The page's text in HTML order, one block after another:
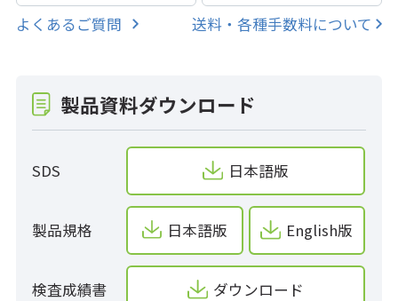
よくあるご質問 送料・各種手数料について
製品資料ダウンロード
SDS 日本語版
製品規格 日本語版 English版
検査成績書 ダウンロード